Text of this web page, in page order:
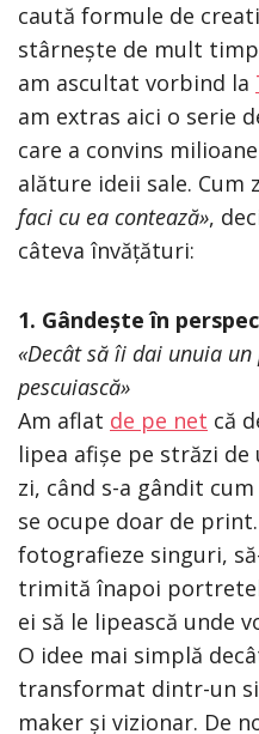
caută formule de
stârnește de mult
am ascultat vorbind la
am extras aici o serie
care a convins
alăture ideii sale. Cum
faci cu ea contează»,
câteva învățături:
1. Gândește în
«Decât să îi dai unuia
pescuiască»
Am aflat de pe net că
lipea afișe pe străzi
zi, când s-a gândit
se ocupe doar de
fotografieze singuri,
trimită înapoi
ei să le lipească unde
O idee mai simplă
transformat dintr-un
maker și vizionar. De